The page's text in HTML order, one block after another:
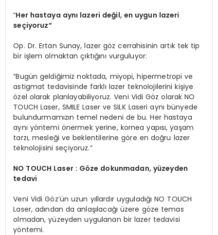
“Her hastaya aynı lazeri değil, en uygun lazeri
seçiyoruz”
Op. Dr. Ertan Sunay, lazer göz cerrahisinin artık tek tip
bir işlem olmaktan çıktığını vurguluyor:
“Bugün geldiğimiz noktada, miyopi, hipermetropi ve
astigmat tedavisinde farklı lazer teknolojilerini kişiye
özel olarak planlayabiliyoruz. Veni Vidi Göz olarak NO
TOUCH Laser, SMILE Laser ve SILK Laseri aynı bünyede
bulundurmamızın temel nedeni de bu. Her hastaya
aynı yöntemi önermek yerine, kornea yapısı, yaşam
tarzı, mesleği ve beklentilerine göre en doğru lazer
teknolojisini seçiyoruz.”
NO TOUCH Laser : Göze dokunmadan, yüzeyden
tedavi
Veni Vidi Göz’ün uzun yıllardır uyguladığı NO TOUCH
Laser, adından da anlaşılacağı üzere göze temas
olmadan, yüzeyden uygulanan bir lazer tedavisi
yöntemi.